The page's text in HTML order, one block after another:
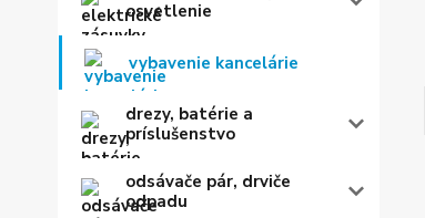
osvetlenie
vybavenie kancelárie
drezy, batérie a
príslušenstvo
odsávače pár, drviče
odpadu